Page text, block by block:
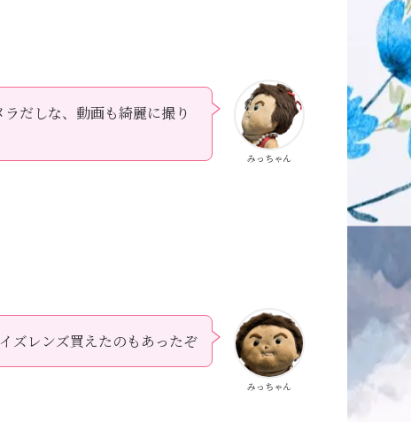
みっちゃん
だしな、動画も綺麗に撮り
みっちゃん
ズレンズ買えたのもあったぞ